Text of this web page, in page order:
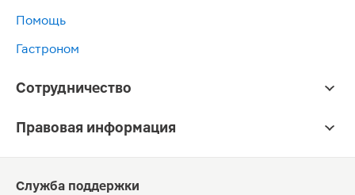
Помощь
Гастроном
Сотрудничество
Правовая информация
Служба поддержки